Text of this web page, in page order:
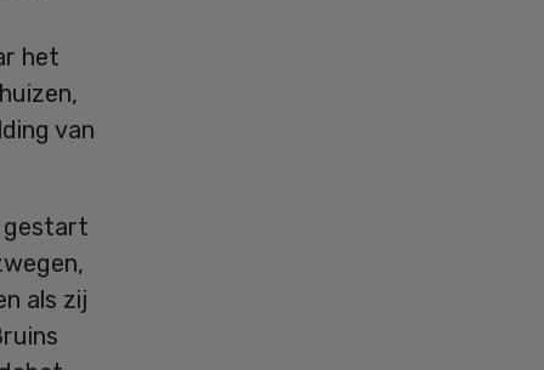
het
van
gestart
als zij